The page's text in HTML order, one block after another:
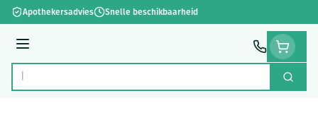
Ga naar de inhoud
Apothekersadvies Snelle beschikbaarheid
Menu
Product, merk, categorie... Zoek